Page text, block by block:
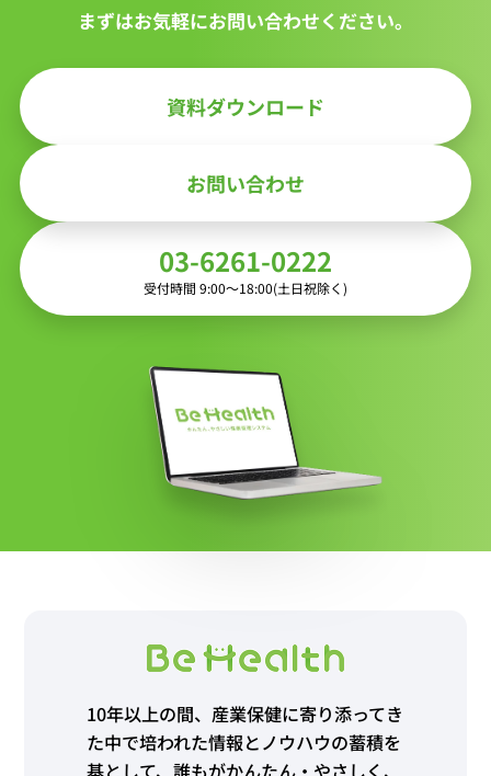
まずはお気軽にお問い合わせください。
資料ダウンロード
お問い合わせ
03-6261-0222
受付時間 9:00〜18:00(土日祝除く)
10年以上の間、産業保健に寄り添ってき
た中で培われた情報とノウハウの蓄積を
基として、誰もがかんたん・やさしく、